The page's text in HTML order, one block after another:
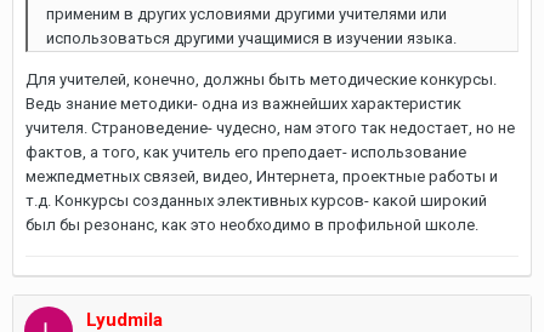
применим в других условиями другими учителями или
использоваться другими учащимися в изучении языка.
Для учителей, конечно, должны быть методические конкурсы.
Ведь знание методики- одна из важнейших характеристик
учителя. Страноведение- чудесно, нам этого так недостает, но не
фактов, а того, как учитель его преподает- использование
межпедметных связей, видео, Интернета, проектные работы и
т.д. Конкурсы созданных элективных курсов- какой широкий
был бы резонанс, как это необходимо в профильной школе.
Lyudmila